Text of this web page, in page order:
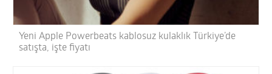
Yeni Apple Powerbeats kablosuz kulaklık Türkiye’de
satışta, işte fiyatı